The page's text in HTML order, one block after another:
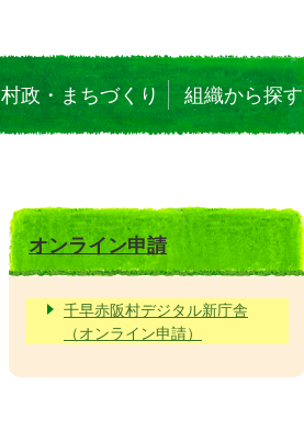
村政・まちづくり 組織から探す
オンライン申請
千早赤阪村デジタル新庁舎
（オンライン申請）